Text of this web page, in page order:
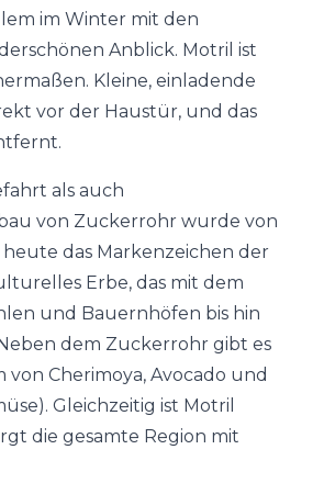
im Winter mit den
Anblick. Motril ist
Kleine, einladende
vor der Haustür, und das
als auch
von Zuckerrohr wurde von
das Markenzeichen der
Erbe, das mit dem
und Bauernhöfen bis hin
dem Zuckerrohr gibt es
Cherimoya, Avocado und
Gleichzeitig ist Motril
die gesamte Region mit